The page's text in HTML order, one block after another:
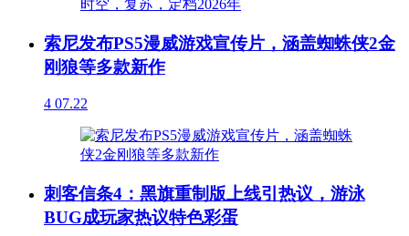
索尼发布PS5漫威游戏宣传片，涵盖蜘蛛侠2金
刚狼等多款新作
4 07.22
刺客信条4：黑旗重制版上线引热议，游泳
BUG成玩家热议特色彩蛋